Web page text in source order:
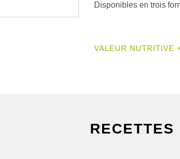
Disponibles en trois
VALEUR NUTRITIVE
RECETTES